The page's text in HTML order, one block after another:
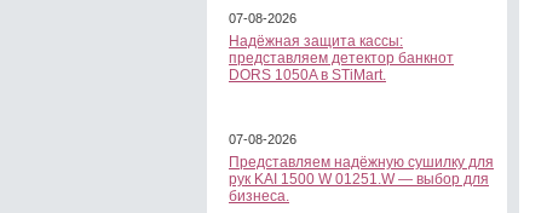
07-08-2026
Надёжная защита кассы:
представляем детектор банкнот
DORS 1050A в STiMart.
07-08-2026
Представляем надёжную сушилку для
рук KAI 1500 W 01251.W — выбор для
бизнеса.